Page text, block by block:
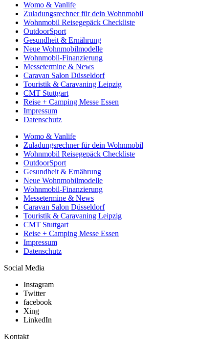
Womo & Vanlife
Zuladungsrechner für dein Wohnmobil
Wohnmobil Reisegepäck Checkliste
OutdoorSport
Gesundheit & Ernährung
Neue Wohnmobilmodelle
Wohnmobil-Finanzierung
Messetermine & News
Caravan Salon Düsseldorf
Touristik & Caravaning Leipzig
CMT Stuttgart
Reise + Camping Messe Essen
Impressum
Datenschutz
Womo & Vanlife
Zuladungsrechner für dein Wohnmobil
Wohnmobil Reisegepäck Checkliste
OutdoorSport
Gesundheit & Ernährung
Neue Wohnmobilmodelle
Wohnmobil-Finanzierung
Messetermine & News
Caravan Salon Düsseldorf
Touristik & Caravaning Leipzig
CMT Stuttgart
Reise + Camping Messe Essen
Impressum
Datenschutz
Social Media
Instagram
Twitter
facebook
Xing
LinkedIn
Kontakt